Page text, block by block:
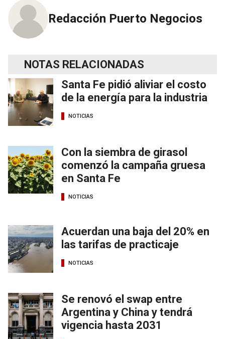
Redacción Puerto Negocios
NOTAS RELACIONADAS
Santa Fe pidió aliviar el costo
de la energía para la industria
NOTICIAS
Con la siembra de girasol
comenzó la campaña gruesa
en Santa Fe
NOTICIAS
Acuerdan una baja del 20% en
las tarifas de practicaje
NOTICIAS
Se renovó el swap entre
Argentina y China y tendrá
vigencia hasta 2031